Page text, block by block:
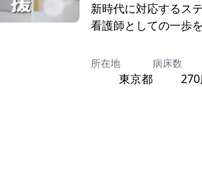
新時代に対応するス
看護師としての一歩
所在地
東京都
病床数